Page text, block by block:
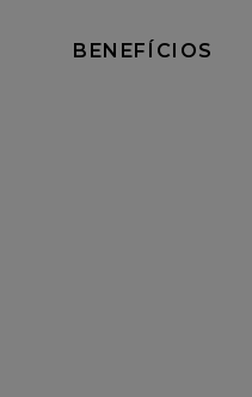
BENEFÍCIOS